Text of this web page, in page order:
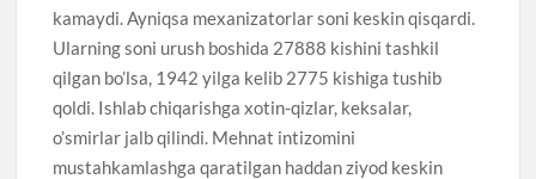
kamaydi. Ayniqsa mexanizatorlar soni keskin qisqardi.
Ularning soni urush boshida 27888 kishini tashkil
qilgan bo’lsa, 1942 yilga kelib 2775 kishiga tushib
qoldi. Ishlab chiqarishga xotin-qizlar, keksalar,
o’smirlar jalb qilindi. Mehnat intizomini
mustahkamlashga qaratilgan haddan ziyod keskin